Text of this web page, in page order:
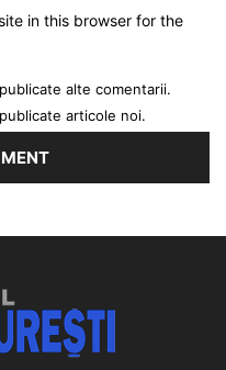
in this browser for the
alte comentarii.
articole noi.